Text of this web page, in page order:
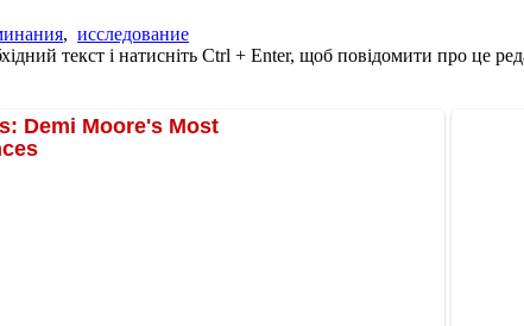
, исследование
текст і натисніть Ctrl + Enter, щоб повідомити про це